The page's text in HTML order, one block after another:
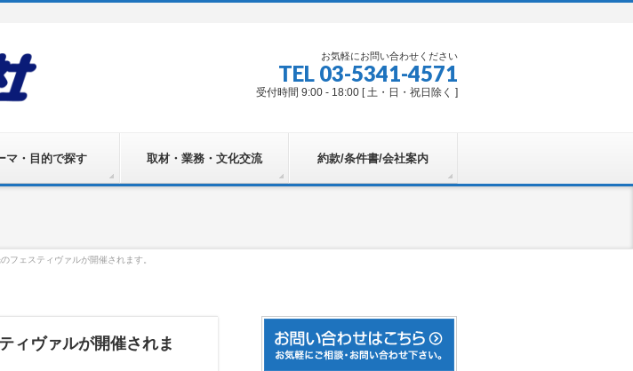
お気軽にお問い合わせください
TEL 03-5341-4571
受付時間 9:00 - 18:00 [ 土・日・祝日除く ]
マ・目的で探す 取材・業務・文化交流 約款/条件書/会社案内
フェスティヴァルが開催されます。
ィヴァルが開催されま